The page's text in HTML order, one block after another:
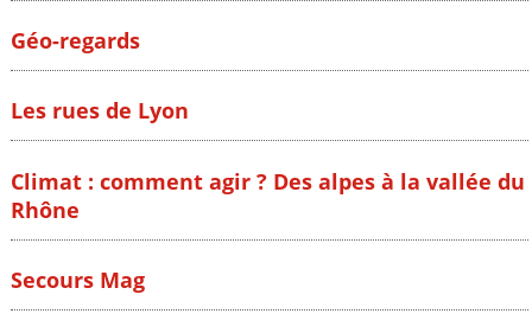
Géo-regards
Les rues de Lyon
Climat : comment agir ? Des alpes à la vallée du
Rhône
Secours Mag